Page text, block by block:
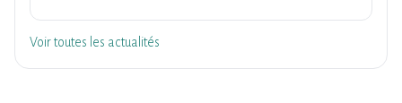
Voir toutes les actualités